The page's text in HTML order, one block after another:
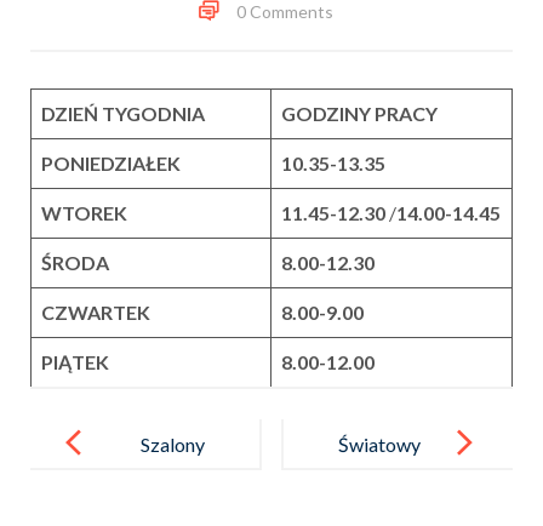
0 Comments
DZIEŃ TYGODNIA GODZINY PRACY
PONIEDZIAŁEK 10.35-13.35
WTOREK 11.45-12.30 /14.00-14.45
ŚRODA 8.00-12.30
CZWARTEK 8.00-9.00
PIĄTEK 8.00-12.00
navigation
Szalony
Światowy